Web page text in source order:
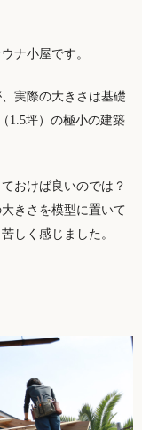
ナ小屋です。
実際の大きさは基礎
1.5坪）の極小の建築
おけば良いのでは？
きさを模型に置いて
しく感じました。